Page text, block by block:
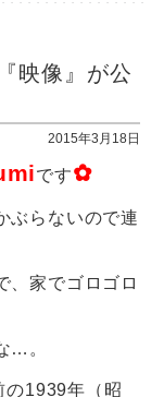
映像』が公
2015年3月18日
です✿
ぶらないので連
、家でゴロゴロ
…。
の1939年（昭